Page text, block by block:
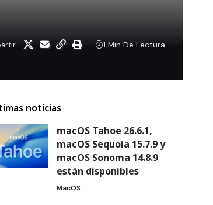
1 Min De Lectura
noticias
macOS Tahoe 26.6.1,
macOS Sequoia 15.7.9 y
macOS Sonoma 14.8.9
están disponibles
MacOS